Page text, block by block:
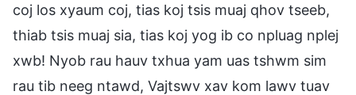
coj los xyaum coj, tias koj tsis muaj qhov tseeb,
thiab tsis muaj sia, tias koj yog ib co npluag nplej
xwb! Nyob rau hauv txhua yam uas tshwm sim
rau tib neeg ntawd, Vajtswv xav kom lawv tuav